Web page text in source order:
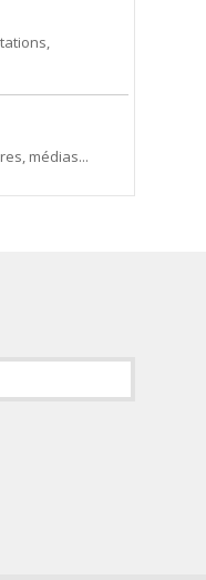
médias...